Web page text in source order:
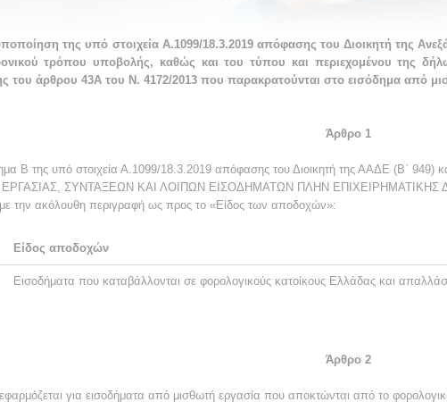
της υπό στοιχεία Α.1099/18.3.2019 απόφασης του Διοικητή της
τρόπου υποβολής, καθώς και του τύπου και περιεχομένου της
του άρθρου 43Α του Ν. 4172/2013 που παρακρατούνται στο εισόδημα από
Άρθρο 1
Β της υπό στοιχεία Α.1099/18.3.2019 απόφασης του Διοικητή της ΑΑΔΕ (Β΄ 949)
ΣΥΝΤΑΞΕΩΝ ΚΑΙ ΛΟΙΠΩΝ ΕΙΣΟΔΗΜΑΤΩΝ ΠΛΗΝ ΕΠΙΧΕΙΡΗΜΑΤΙΚΗΣ
την ακόλουθη περιγραφή ως προς το «Είδος των αποδοχών»:
Είδος αποδοχών
Εισοδήματα που καταβάλλονται σε φορολογικούς κατοίκους Ελλάδας και
Άρθρο 2
για εισοδήματα από μισθωτή εργασία που αποκτώνται από το